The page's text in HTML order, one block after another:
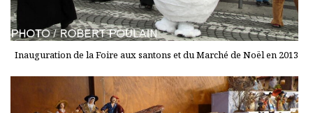
Inauguration de la Foire aux santons et du Marché de Noël en 2013